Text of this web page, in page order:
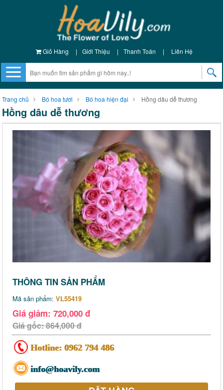
Giỏ Hàng | Giới Thiệu | Thanh Toán | Liên Hệ
Trang chủ Bó hoa tươi Bó hoa hiện đại Hồng dâu dễ thương
Hồng dâu dễ thương
THÔNG TIN SẢN PHẨM
Mã sản phẩm: VL55419
Giá giảm: 720,000 đ
Giá gốc: 864,000 đ
Hotline: 0962 794 486
info@hoavily.com